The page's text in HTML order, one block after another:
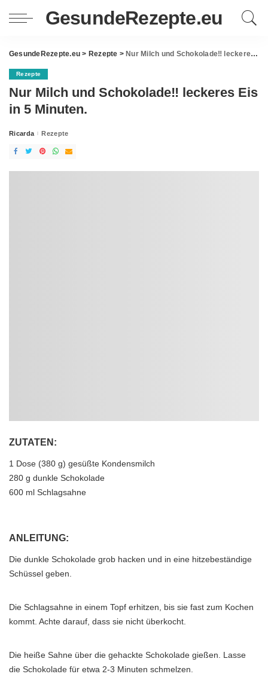
GesundeRezepte.eu
GesundeRezepte.eu > Rezepte > Nur Milch und Schokolade‼ ️leckeres Eis in 5 Minuten.
Rezepte
Nur Milch und Schokolade‼ ️leckeres Eis
in 5 Minuten.
Posted
Ricarda Rezepte
ZUTATEN:
1 Dose (380 g) gesüßte Kondensmilch
280 g dunkle Schokolade
600 ml Schlagsahne
ANLEITUNG:
Die dunkle Schokolade grob hacken und in eine hitzebeständige
Schüssel geben.
Die Schlagsahne in einem Topf erhitzen, bis sie fast zum Kochen
kommt. Achte darauf, dass sie nicht überkocht.
Die heiße Sahne über die gehackte Schokolade gießen. Lasse
die Schokolade für etwa 2-3 Minuten schmelzen.